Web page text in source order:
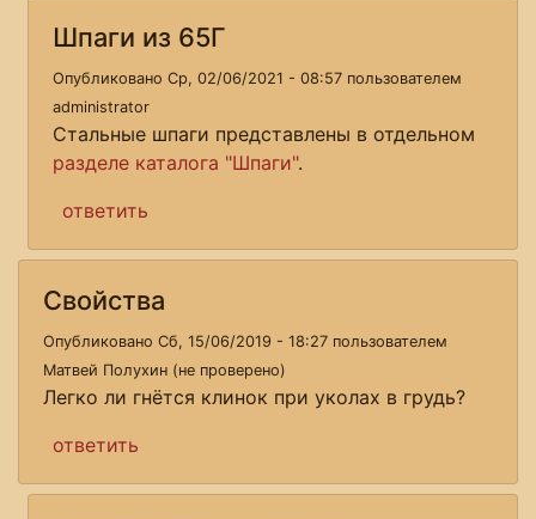
Шпаги из 65Г
Опубликовано Ср, 02/06/2021 - 08:57 пользователем
administrator
Стальные шпаги представлены в отдельном
разделе каталога "Шпаги".
ответить
Свойства
Опубликовано Сб, 15/06/2019 - 18:27 пользователем
Матвей Полухин (не проверено)
Легко ли гнётся клинок при уколах в грудь?
ответить